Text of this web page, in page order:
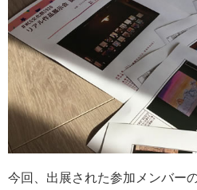
今回、出展された参加メンバー